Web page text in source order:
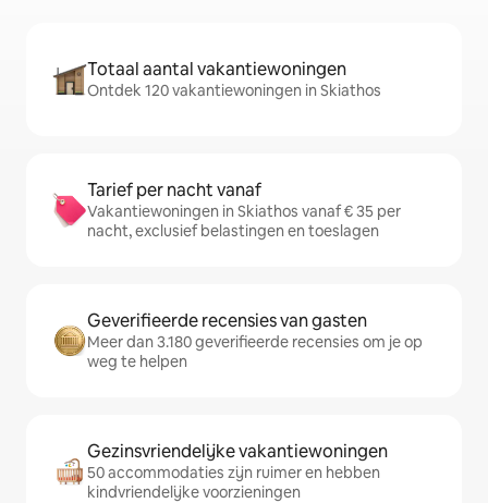
Totaal aantal vakantiewoningen
Ontdek 120 vakantiewoningen in Skiathos
Tarief per nacht vanaf
Vakantiewoningen in Skiathos vanaf € 35 per
nacht, exclusief belastingen en toeslagen
Geverifieerde recensies van gasten
Meer dan 3.180 geverifieerde recensies om je op
weg te helpen
Gezinsvriendelijke vakantiewoningen
50 accommodaties zijn ruimer en hebben
kindvriendelijke voorzieningen